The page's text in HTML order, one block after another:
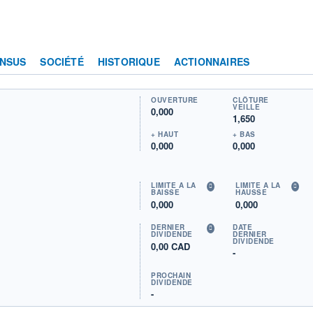
SOCIÉTÉ HISTORIQUE ACTIONNAIRES
OUVERTURE
0,000
CLÔTURE
VEILLE
1,650
+ HAUT
0,000
+ BAS
0,000
LIMITE À LA
BAISSE
0,000
LIMITE À LA
HAUSSE
0,000
DERNIER
DIVIDENDE
0,00 CAD
DATE
DERNIER
DIVIDENDE
-
PROCHAIN
DIVIDENDE
-